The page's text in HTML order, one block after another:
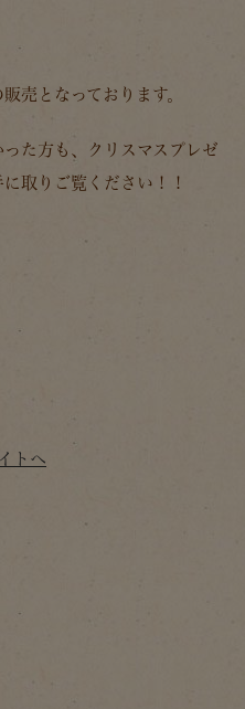
売となっております。
た方も、クリスマスプレゼ
取りご覧ください！！
トへ